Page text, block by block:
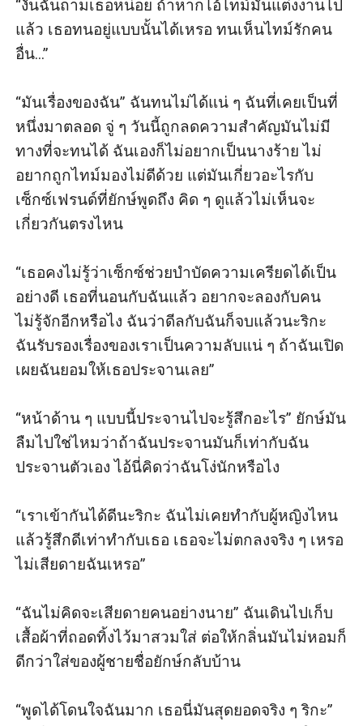
“งั้นฉันถามเธอหน่อย ถ้าหากไอ้ไทม์มันแต่งงานไป
แล้ว เธอทนอยู่แบบนั้นได้เหรอ ทนเห็นไทม์รักคน
อื่น...”
“มันเรื่องของฉัน” ฉันทนไม่ได้แน่ ๆ ฉันที่เคยเป็นที่
หนึ่งมาตลอด จู่ ๆ วันนี้ถูกลดความสำคัญมันไม่มี
ทางที่จะทนได้ ฉันเองก็ไม่อยากเป็นนางร้าย ไม่
อยากถูกไทม์มองไม่ดีด้วย แต่มันเกี่ยวอะไรกับ
เซ็กซ์เฟรนด์ที่ยักษ์พูดถึง คิด ๆ ดูแล้วไม่เห็นจะ
เกี่ยวกันตรงไหน
“เธอคงไม่รู้ว่าเซ็กซ์ช่วยบำบัดความเครียดได้เป็น
อย่างดี เธอที่นอนกับฉันแล้ว อยากจะลองกับคน
ไม่รู้จักอีกหรือไง ฉันว่าดีลกับฉันก็จบแล้วนะริกะ
ฉันรับรองเรื่องของเราเป็นความลับแน่ ๆ ถ้าฉันเปิด
เผยฉันยอมให้เธอประจานเลย”
“หน้าด้าน ๆ แบบนี้ประจานไปจะรู้สึกอะไร” ยักษ์มัน
ลืมไปใช่ไหมว่าถ้าฉันประจานมันก็เท่ากับฉัน
ประจานตัวเอง ไอ้นี่คิดว่าฉันโง่นักหรือไง
“เราเข้ากันได้ดีนะริกะ ฉันไม่เคยทำกับผู้หญิงไหน
แล้วรู้สึกดีเท่าทำกับเธอ เธอจะไม่ตกลงจริง ๆ เหรอ
ไม่เสียดายฉันเหรอ”
“ฉันไม่คิดจะเสียดายคนอย่างนาย” ฉันเดินไปเก็บ
เสื้อผ้าที่ถอดทิ้งไว้มาสวมใส่ ต่อให้กลิ่นมันไม่หอมก็
ดีกว่าใส่ของผู้ชายชื่อยักษ์กลับบ้าน
“พูดได้โดนใจฉันมาก เธอนี่มันสุดยอดจริง ๆ ริกะ”